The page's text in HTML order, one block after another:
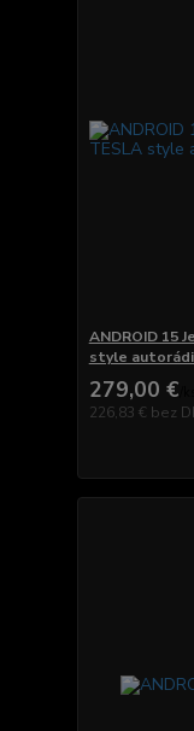
ANDROID 15
style
279,00 €
226,83 € bez